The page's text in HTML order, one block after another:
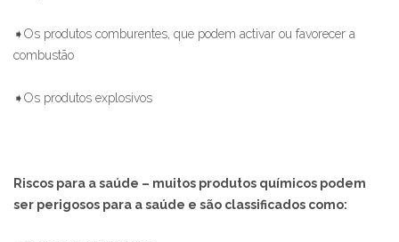
➧Os produtos comburentes, que podem activar ou favorecer a
combustão
➧Os produtos explosivos
Riscos para a saúde – muitos produtos químicos podem
ser perigosos para a saúde e são classificados como: